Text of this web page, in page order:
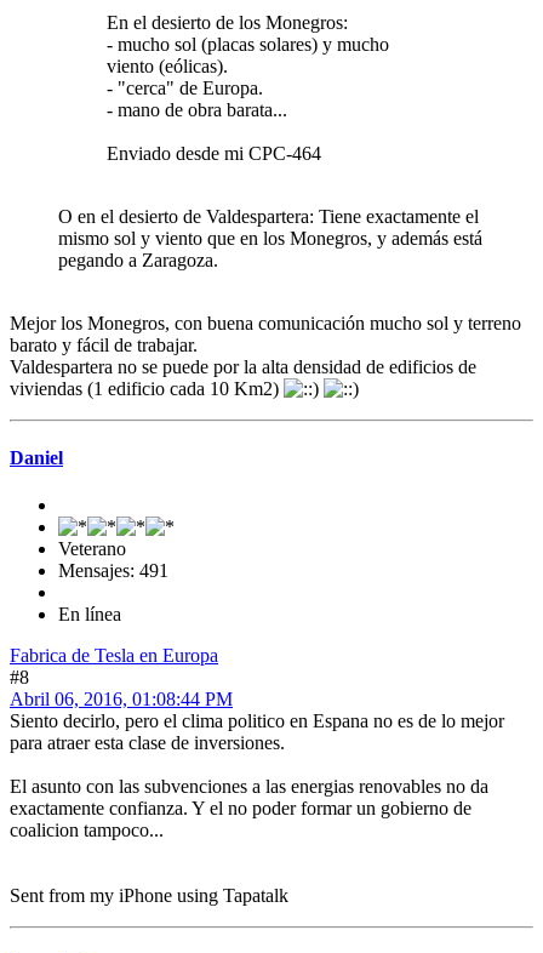
En el desierto de los Monegros:
- mucho sol (placas solares) y mucho
viento (eólicas).
- "cerca" de Europa.
- mano de obra barata...
Enviado desde mi CPC-464
O en el desierto de Valdespartera: Tiene exactamente el
mismo sol y viento que en los Monegros, y además está
pegando a Zaragoza.
Mejor los Monegros, con buena comunicación mucho sol y terreno
barato y fácil de trabajar.
Valdespartera no se puede por la alta densidad de edificios de
viviendas (1 edificio cada 10 Km2)
Daniel
Veterano
Mensajes: 491
En línea
Fabrica de Tesla en Europa
#8
Abril 06, 2016, 01:08:44 PM
Siento decirlo, pero el clima politico en Espana no es de lo mejor
para atraer esta clase de inversiones.
El asunto con las subvenciones a las energias renovables no da
exactamente confianza. Y el no poder formar un gobierno de
coalicion tampoco...
Sent from my iPhone using Tapatalk